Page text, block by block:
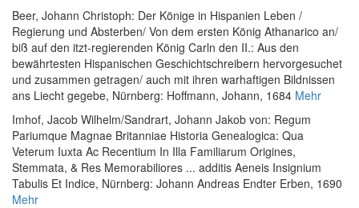
Beer, Johann Christoph: Der Könige in Hispanien Leben /
Regierung und Absterben/ Von dem ersten König Athanarico an/
biß auf den itzt-regierenden König Carln den II.: Aus den
bewährtesten Hispanischen Geschichtschreibern hervorgesuchet
und zusammen getragen/ auch mit ihren warhaftigen Bildnissen
ans Liecht gegebe, Nürnberg: Hoffmann, Johann, 1684 Mehr
Imhof, Jacob Wilhelm/Sandrart, Johann Jakob von: Regum
Pariumque Magnae Britanniae Historia Genealogica: Qua
Veterum Iuxta Ac Recentium In Illa Familiarum Origines,
Stemmata, & Res Memorabiliores ... additis Aeneis Insignium
Tabulis Et Indice, Nürnberg: Johann Andreas Endter Erben, 1690
Mehr